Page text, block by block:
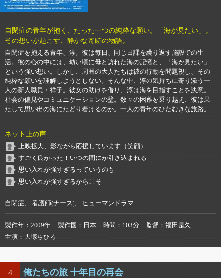
自閉症の青年が抱く、たった一つの純粋な願い。「海が見たい」。
その想いが起こす、静かな奇跡の物語。
自閉症を抱える青年、淳。彼は毎日、同じ日課を繰り返す施設での生
活。彼の心の中には、幼い頃に母と訪れた海の記憶と、「海が見たい」
という強い想い。しかし、周囲の大人たちは彼の行動を問題視し、その
純粋な願いを理解しようとしない。そんな中、淳の気持ちに寄り添う一
人の新人職員・祥子。彼女の助けを借り、淳は海を目指すことを決意。
社会の偏見やコミュニケーションの壁。数々の困難を乗り越え、彼は果
たして思い出の海にたどり着けるのか。一人の青年のひたむきな旅路。
ネット上の声
上映拡大、影ながら応援しています（笑顔）
すごく良かった！いつの間にか引き込まれる
思い入れが強すぎるっていうのも
思い入れが強すぎるからこそ
自閉症、 看護師(ナース)、 ヒューマンドラマ
製作年 2009年 製作国 日本 時間 103分 監督
福田是久
主演
大塚ちひろ
4 俺たちの旅 十年目の再会